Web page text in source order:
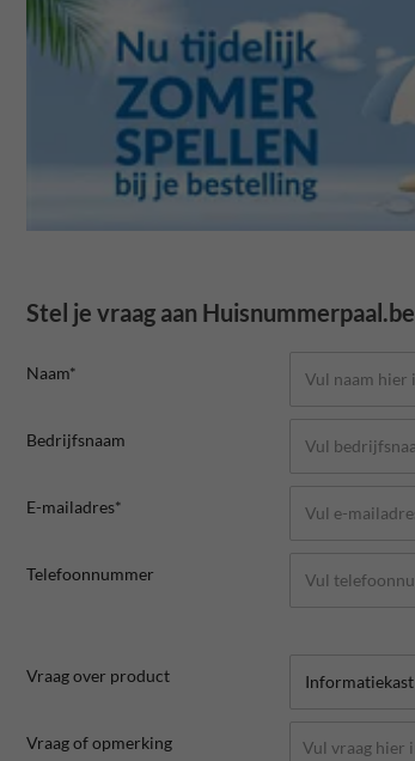
Stel je vraag aan Huisnummerpaal.be
Naam*
Bedrijfsnaam
E-mailadres*
Telefoonnummer
Vraag over product
Vraag of opmerking